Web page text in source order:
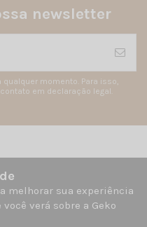
newsletter
momento. Para isso,
em declaração legal.
melhorar sua experiência
verá sobre a Geko